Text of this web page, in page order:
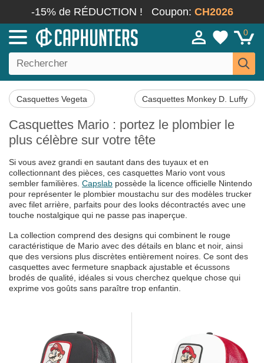
-15% de RÉDUCTION ! Coupon: CH2026
0
Casquettes Vegeta Casquettes Monkey D. Luffy
Casquettes Mario : portez le plombier le
plus célèbre sur votre tête
Si vous avez grandi en sautant dans des tuyaux et en
collectionnant des pièces, ces casquettes Mario vont vous
sembler familières. Capslab possède la licence officielle Nintendo
pour représenter le plombier moustachu sur des modèles trucker
avec filet arrière, parfaits pour des looks décontractés avec une
touche nostalgique qui ne passe pas inaperçue.
La collection comprend des designs qui combinent le rouge
caractéristique de Mario avec des détails en blanc et noir, ainsi
que des versions plus discrètes entièrement noires. Ce sont des
casquettes avec fermeture snapback ajustable et écussons
brodés de qualité, idéales si vous cherchez quelque chose qui
exprime vos goûts sans paraître trop enfantin.